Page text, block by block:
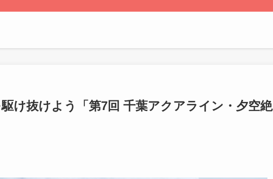
け抜けよう「第7回 千葉アクアライン・夕空絶